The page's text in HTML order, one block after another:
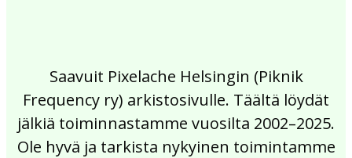
Saavuit Pixelache Helsingin (Piknik
Frequency ry) arkistosivulle. Täältä löydät
jälkiä toiminnastamme vuosilta 2002–2025.
Ole hyvä ja tarkista nykyinen toimintamme